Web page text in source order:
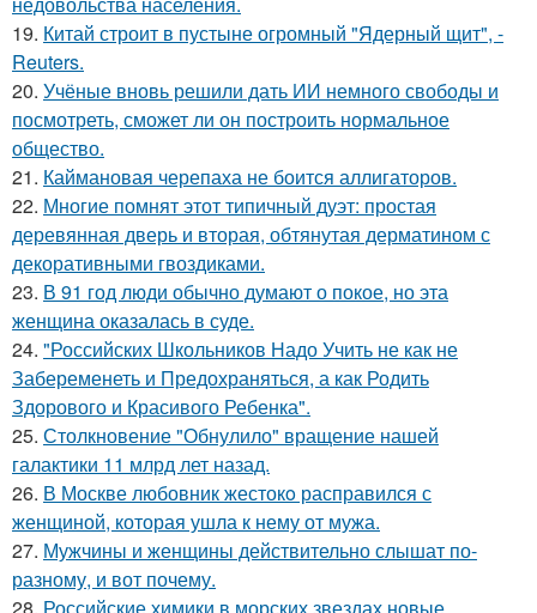
19. Китай строит в пустыне огромный "Ядерный щит", -
Reuters.
20. Учёные вновь решили дать ИИ немного свободы и
посмотреть, сможет ли он построить нормальное
общество.
21. Каймановая черепаха не боится аллигаторов.
22. Многие помнят этот типичный дуэт: простая
деревянная дверь и вторая, обтянутая дерматином с
декоративными гвоздиками.
23. В 91 год люди обычно думают о покое, но эта
женщина оказалась в суде.
24. "Российских Школьников Надо Учить не как не
Забеременеть и Предохраняться, а как Родить
Здорового и Красивого Ребенка".
25. Столкновение "Обнулило" вращение нашей
галактики 11 млрд лет назад.
26. В Москве любовник жестокo расправился с
женщиной, которая ушла к нему от мужа.
27. Мужчины и женщины действительно слышат по-
разному, и вот почему.